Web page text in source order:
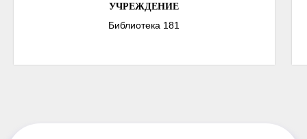
УЧРЕЖДЕНИЕ
Библиотека 181